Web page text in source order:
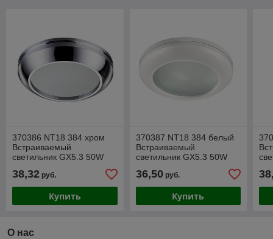
370386 NT18 384 хром
Встраиваемый
светильник GX5.3 50W
38,32 руб.
Купить
370387 NT18 384 белый
Встраиваемый
светильник GX5.3 50W
36,50руб.
Купить
О нас